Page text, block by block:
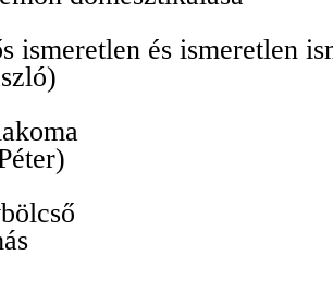
ismeretlen és ismeretlen